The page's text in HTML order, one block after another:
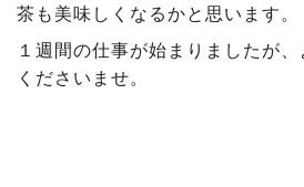
茶も美味しくなるかと思います。
１週間の仕事が始まりましたが
くださいませ。